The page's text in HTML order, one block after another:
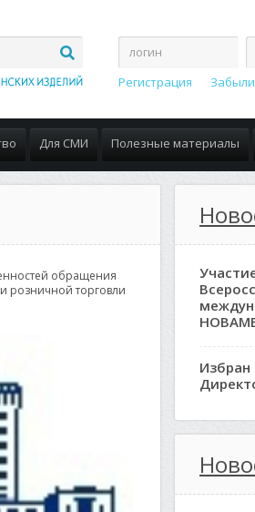
Регистрация
Для СМИ Полезные материалы
обращения
розничной торговли
Избран